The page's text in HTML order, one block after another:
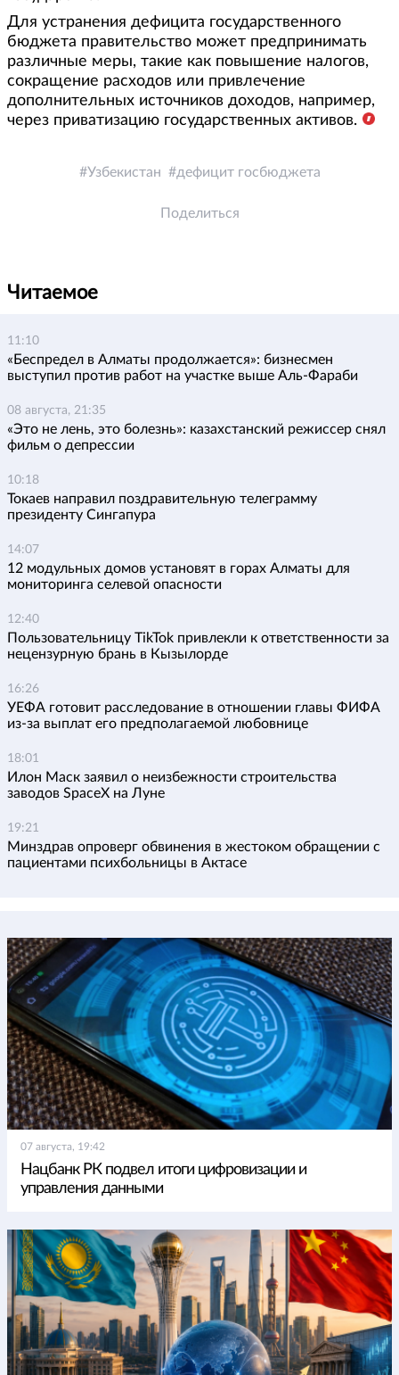
Для устранения дефицита государственного
бюджета правительство может предпринимать
различные меры, такие как повышение налогов,
сокращение расходов или привлечение
дополнительных источников доходов, например,
через приватизацию государственных активов.
Узбекистан дефицит госбюджета
Поделиться
Читаемое
11:10
«Беспредел в Алматы продолжается»: бизнесмен
выступил против работ на участке выше Аль-Фараби
08 августа, 21:35
«Это не лень, это болезнь»: казахстанский режиссер снял
фильм о депрессии
10:18
Токаев направил поздравительную телеграмму
президенту Сингапура
14:07
12 модульных домов установят в горах Алматы для
мониторинга селевой опасности
12:40
Пользовательницу TikTok привлекли к ответственности за
нецензурную брань в Кызылорде
16:26
УЕФА готовит расследование в отношении главы ФИФА
из-за выплат его предполагаемой любовнице
18:01
Илон Маск заявил о неизбежности строительства
заводов SpaceX на Луне
19:21
Минздрав опроверг обвинения в жестоком обращении с
пациентами психбольницы в Актасе
07 августа, 19:42
Нацбанк РК подвел итоги цифровизации и
управления данными